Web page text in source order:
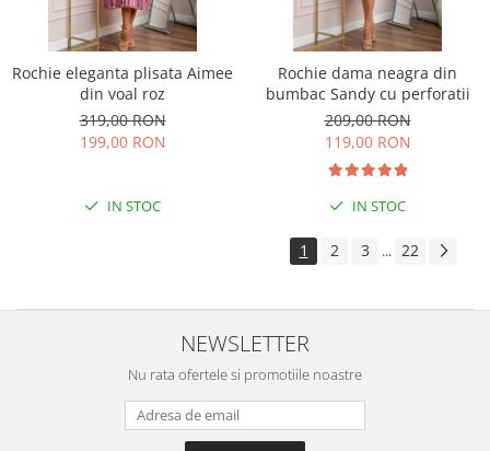
Rochie eleganta plisata Aimee
din voal roz
319,00 RON
199,00 RON
IN STOC
Rochie dama neagra din
bumbac Sandy cu perforatii
209,00 RON
119,00 RON
IN STOC
1 2 3 ... 22
NEWSLETTER
Nu rata ofertele si promotiile noastre